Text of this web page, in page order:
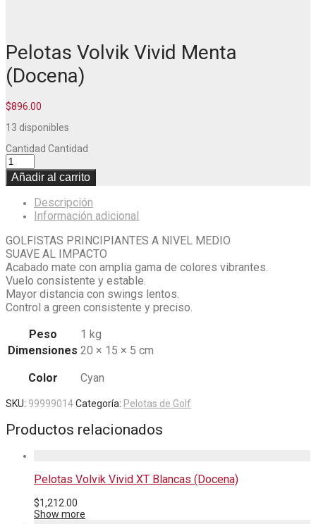
Pelotas Volvik Vivid Menta
(Docena)
$896.00
13 disponibles
Cantidad Cantidad
Añadir al carrito
Descripción
Información adicional
GOLFISTAS PRINCIPIANTES A NIVEL MEDIO
SUAVE AL IMPACTO
Acabado mate con amplia gama de colores vibrantes.
Vuelo consistente y estable.
Mayor distancia con swings lentos.
Control a green consistente y preciso.
Peso
1 kg
Dimensiones 20 × 15 × 5 cm
Color Cyan
SKU: 99999014Categoría: Pelotas de Golf
Productos relacionados
Pelotas Volvik Vivid XT Blancas (Docena)
$1,212.00
Show more